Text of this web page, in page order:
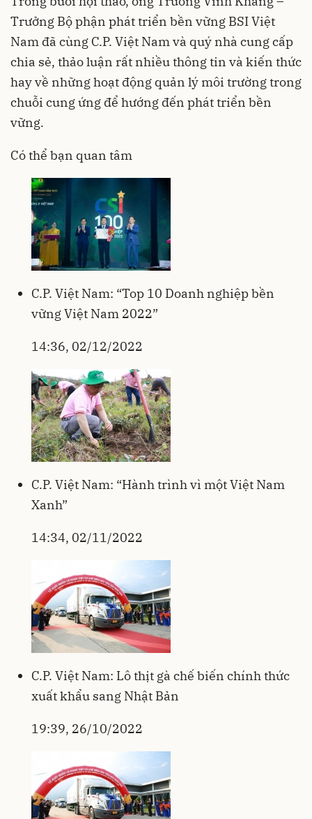
Trưởng Bộ phận phát triển bền vững BSI Việt
Nam đã cùng C.P. Việt Nam và quý nhà cung cấp
chia sẻ, thảo luận rất nhiều thông tin và kiến thức
hay về những hoạt động quản lý môi trường trong
chuỗi cung ứng để hướng đến phát triển bền
vững.
Có thể bạn quan tâm
C.P. Việt Nam: “Top 10 Doanh nghiệp bền
vững Việt Nam 2022”
14:36, 02/12/2022
C.P. Việt Nam: “Hành trình vì một Việt Nam
Xanh”
14:34, 02/11/2022
C.P. Việt Nam: Lô thịt gà chế biến chính thức
xuất khẩu sang Nhật Bản
19:39, 26/10/2022